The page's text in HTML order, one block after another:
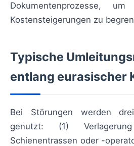
Dokumentenprozesse,
Kostensteigerungen zu
Typische
entlang eurasischer
Bei Störungen werden drei
genutzt: (1)
Schienentrassen oder -